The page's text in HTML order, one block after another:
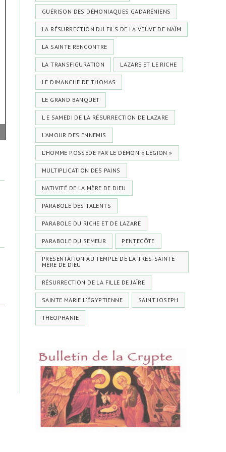
GUÉRISON DES DÉMONIAQUES GADARÉNIENS
LA RÉSURRECTION DU FILS DE LA VEUVE DE NAÏM
LA SAINTE RENCONTRE
LA TRANSFIGURATION LAZARE ET LE RICHE
LE DIMANCHE DE THOMAS
LE GRAND BANQUET
L E SAMEDI DE LA RÉSURRECTION DE LAZARE
L’AMOUR DES ENNEMIS
L’HOMME POSSÉDÉ PAR LE DÉMON « LÉGION »
MULTIPLICATION DES PAINS
NATIVITÉ DE LA MÈRE DE DIEU
PARABOLE DES TALENTS
PARABOLE DU RICHE ET DE LAZARE
PARABOLE DU SEMEUR PENTECÔTE
PRÉSENTATION AU TEMPLE DE LA TRÈS-SAINTE
MÈRE DE DIEU
RÉSURRECTION DE LA FILLE DE JAÏRE
SAINTE MARIE L'ÉGYPTIENNE SAINT JOSEPH
THÉOPHANIE